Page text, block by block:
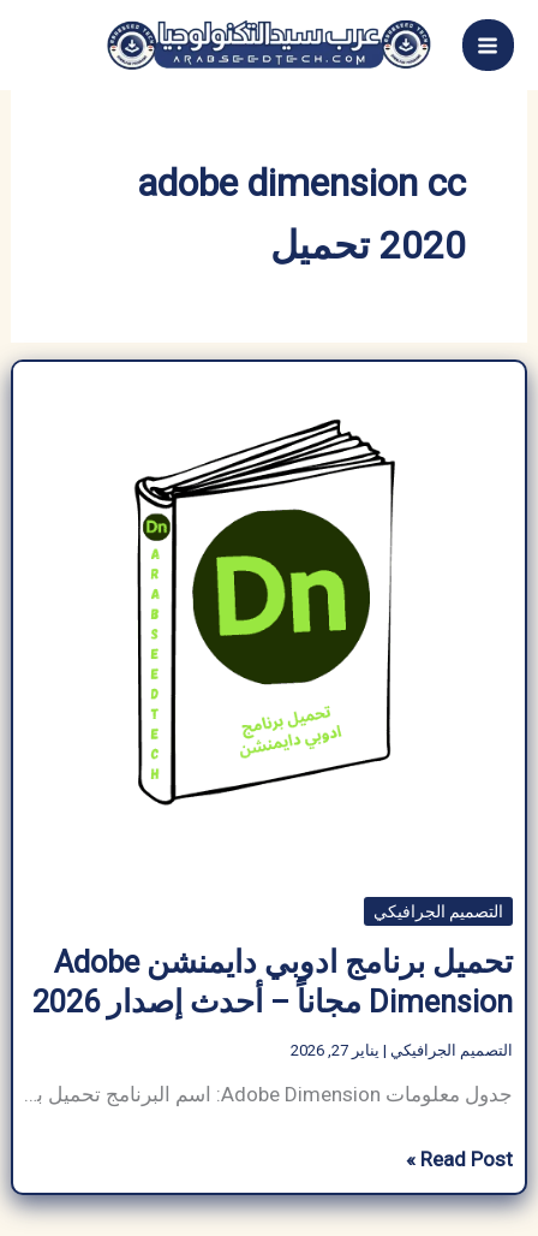
تخطي
إلى
adobe dimension cc
2020 تحميل
التصميم الجرافيكي
تحميل برنامج ادوبي دايمنشن Adobe
Dimension مجاناً – أحدث إصدار 2026
التصميم الجرافيكي | يناير 27, 2026
جدول معلومات Adobe Dimension: اسم البرنامج تحميل برنامج ادوبي دايمنشن حجم البرنامج ~1.5 جيجابايت (يختلف حسب الإصدار) مطور برمجيات Adobe Inc فئة البرنامج التصميم الجرافيكي نوع الملف .DN، .PSD، .AI، .GLTF، .OBJ، .STL متوافق مع Windows وmacOS (غير متوفر لنظام Android) لغة متعدد اللغات (يدعم العديد من اللغات) الناشر ArabSeedTech إجمالي التنزيلات أكثر من 5 […]
تحميل
برنامج
ادوبي
Read Post »